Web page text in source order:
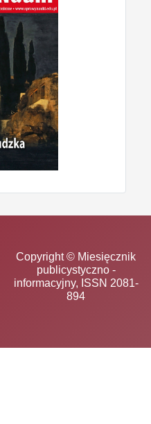
Copyright © Miesięcznik
publicystyczno -
informacyjny, ISSN 2081-
894